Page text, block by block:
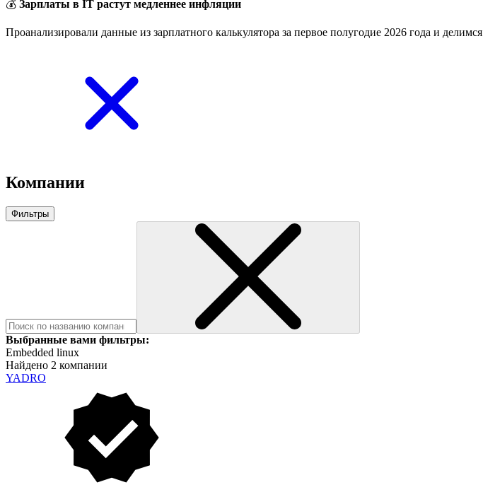
💰 Зарплаты в IT растут медленнее инфляции
Проанализировали данные из зарплатного калькулятора за первое полугодие 2026 года и делимся
Компании
Фильтры
Выбранные вами фильтры:
Embedded linux
Найдено 2 компании
YADRO